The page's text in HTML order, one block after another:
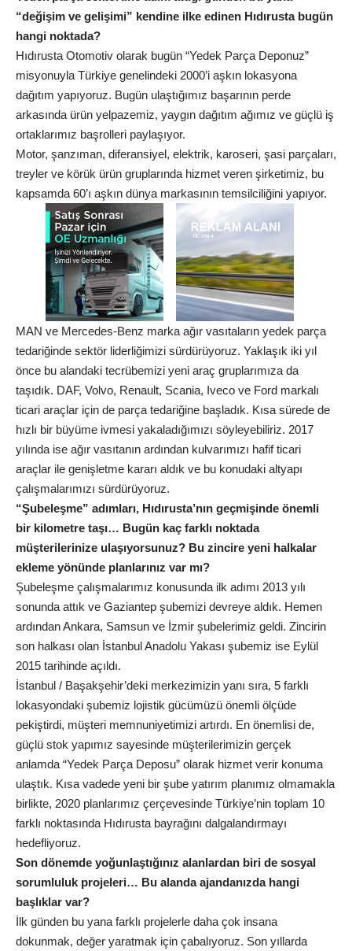
“değişim ve gelişimi” kendine ilke edinen Hıdırusta bugün
hangi noktada?
Hıdırusta Otomotiv olarak bugün “Yedek Parça Deponuz”
misyonuyla Türkiye genelindeki 2000’i aşkın lokasyona
dağıtım yapıyoruz. Bugün ulaştığımız başarının perde
arkasında ürün yelpazemiz, yaygın dağıtım ağımız ve güçlü iş
ortaklarımız başrolleri paylaşıyor.
Motor, şanzıman, diferansiyel, elektrik, karoseri, şasi parçaları,
treyler ve körük ürün gruplarında hizmet veren şirketimiz, bu
kapsamda 60’ı aşkın dünya markasının temsilciliğini yapıyor.
MAN ve Mercedes-Benz marka ağır vasıtaların yedek parça
tedariğinde sektör liderliğimizi sürdürüyoruz. Yaklaşık iki yıl
önce bu alandaki tecrübemizi yeni araç gruplarımıza da
taşıdık. DAF, Volvo, Renault, Scania, Iveco ve Ford markalı
ticari araçlar için de parça tedariğine başladık. Kısa sürede de
hızlı bir büyüme ivmesi yakaladığımızı söyleyebiliriz. 2017
yılında ise ağır vasıtanın ardından kulvarımızı hafif ticari
araçlar ile genişletme kararı aldık ve bu konudaki altyapı
çalışmalarımızı sürdürüyoruz.
“Şubeleşme” adımları, Hıdırusta’nın geçmişinde önemli
bir kilometre taşı… Bugün kaç farklı noktada
müşterilerinize ulaşıyorsunuz? Bu zincire yeni halkalar
ekleme yönünde planlarınız var mı?
Şubeleşme çalışmalarımız konusunda ilk adımı 2013 yılı
sonunda attık ve Gaziantep şubemizi devreye aldık. Hemen
ardından Ankara, Samsun ve İzmir şubelerimiz geldi. Zincirin
son halkası olan İstanbul Anadolu Yakası şubemiz ise Eylül
2015 tarihinde açıldı.
İstanbul / Başakşehir’deki merkezimizin yanı sıra, 5 farklı
lokasyondaki şubemiz lojistik gücümüzü önemli ölçüde
pekiştirdi, müşteri memnuniyetimizi artırdı. En önemlisi de,
güçlü stok yapımız sayesinde müşterilerimizin gerçek
anlamda “Yedek Parça Deposu” olarak hizmet verir konuma
ulaştık. Kısa vadede yeni bir şube yatırım planımız olmamakla
birlikte, 2020 planlarımız çerçevesinde Türkiye’nin toplam 10
farklı noktasında Hıdırusta bayrağını dalgalandırmayı
hedefliyoruz.
Son dönemde yoğunlaştığınız alanlardan biri de sosyal
sorumluluk projeleri… Bu alanda ajandanızda hangi
başlıklar var?
İlk günden bu yana farklı projelerle daha çok insana
dokunmak, değer yaratmak için çabalıyoruz. Son yıllarda